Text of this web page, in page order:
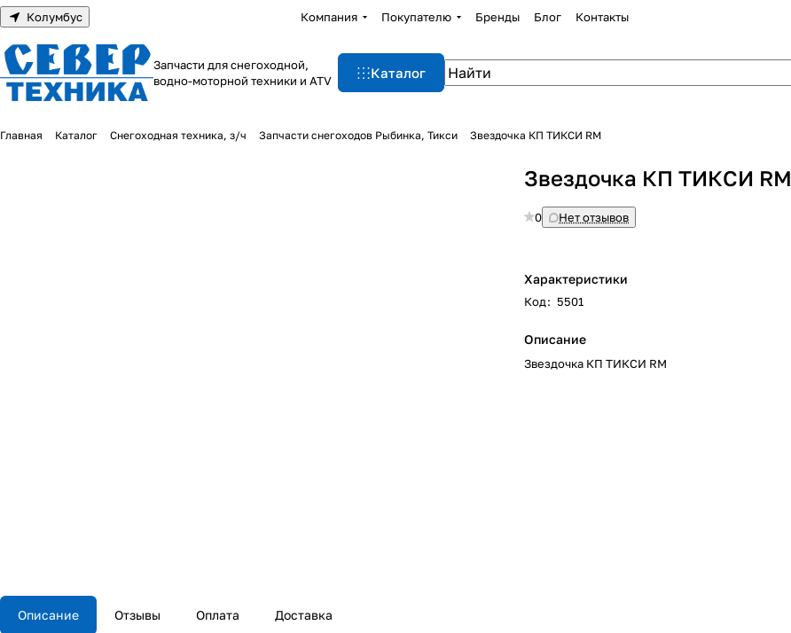
Колумбус Компания Покупателю Бренды Блог Контакты
Запчасти для снегоходной,
водно-моторной техники и ATV
Каталог
Главная Каталог Снегоходная техника, з/ч Запчасти снегоходов Рыбинка, Тикси Звездочка КП ТИКСИ RM
Звездочка КП ТИКСИ RM
0 Нет отзывов
Характеристики
Код: 5501
Описание
Звездочка КП ТИКСИ RM
Описание Отзывы Оплата Доставка